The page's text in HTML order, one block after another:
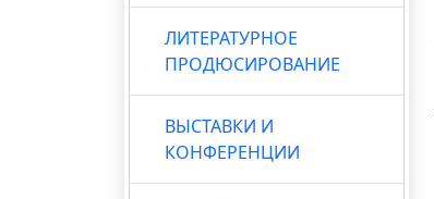
ЛИТЕРАТУРНОЕ
ПРОДЮСИРОВАНИЕ
ВЫСТАВКИ И
КОНФЕРЕНЦИИ